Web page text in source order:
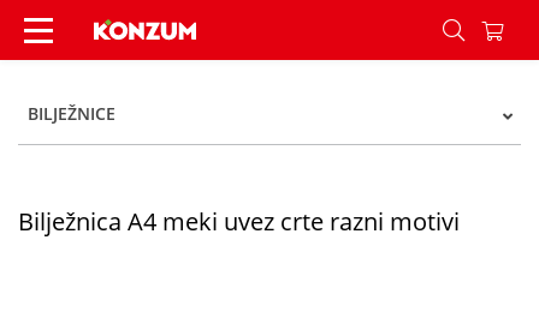
Bilježnica A4 meki uvez crte razni motivi -
BILJEŽNICE
Bilježnica A4 meki uvez crte razni motivi